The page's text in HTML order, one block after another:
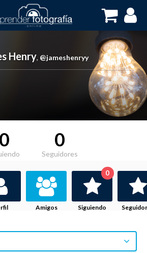
Henry, @jameshenryy
0 0
Seguidores
Amigos Siguiendo
0